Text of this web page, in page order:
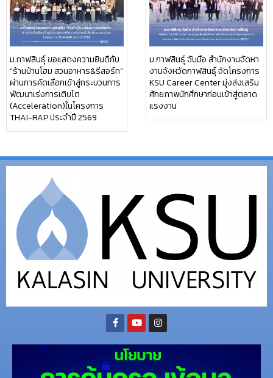
ม.กาฬสินธุ์ ขอแสดงความยินดีกับ
“ร้านบ้านโฮม สวนอาหาร&รีสอร์ท”
ผ่านการคัดเลือกเข้าสู่กระบวนการ
พัฒนาเร่งการเติบโต
(Acceleration)ในโครงการ
THAI-RAP ประจำปี 2569
ม.กาฬสินธุ์ จับมือ สำนักงานจัดหา
งานจังหวัดกาฬสินธุ์ จัดโครงการ
KSU Career Center มุ่งส่งเสริม
ศักยภาพนักศึกษาก่อนเข้าสู่ตลาด
แรงงาน